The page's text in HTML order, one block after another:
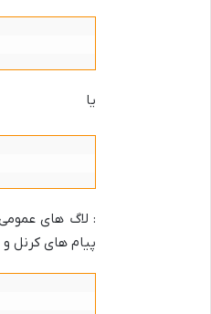
یا
: لاگ های
پیام های کرنل